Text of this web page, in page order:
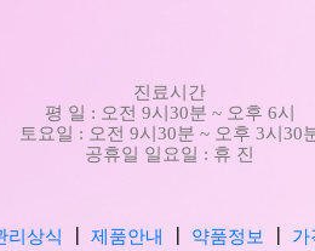
진료시간
평 일 : 오전 9시30분 ~ 오후 6시
토요일 : 오전 9시30분 ~ 오후 3시30
공휴일 일요일 : 휴 진
리상식 제품안내 약품정보 가